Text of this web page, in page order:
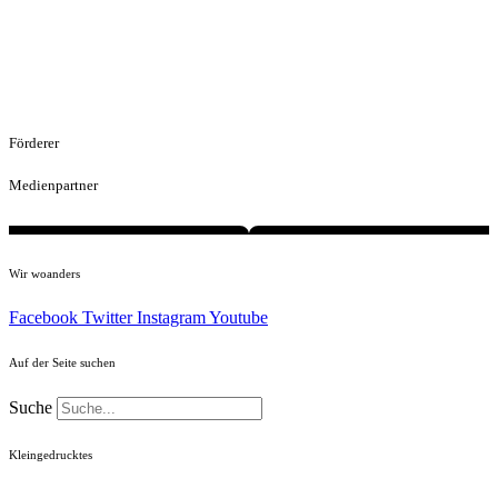
Förderer
Medienpartner
Wir woanders
Facebook Twitter InstagramYoutube
Auf der Seite suchen
Suche
Kleingedrucktes